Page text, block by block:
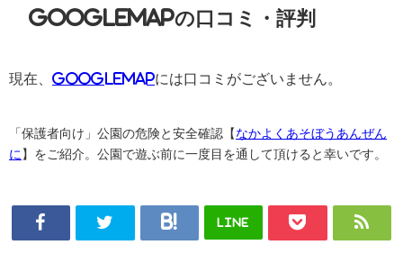
GoogleMAPの口コミ・評判
現在、 Googlemapには口コミがございません。
「保護者向け」公園の危険と安全確認【 なかよくあそぼうあんぜん
に 】をご紹介。公園で遊ぶ前に一度目を通して頂けると幸いです。
LINE